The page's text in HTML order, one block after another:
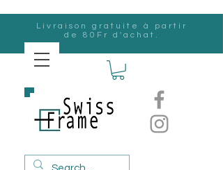
Livraison gratuite à partir
de 80Fr d'achat.
Suisse
Frame